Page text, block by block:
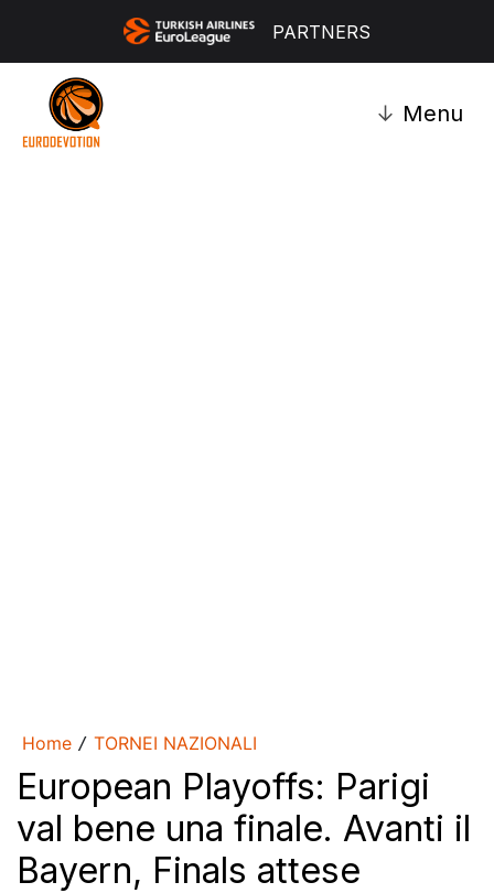
PARTNERS
↓ Menu
Home / TORNEI NAZIONALI
European Playoffs: Parigi
val bene una finale. Avanti il
Bayern, Finals attese